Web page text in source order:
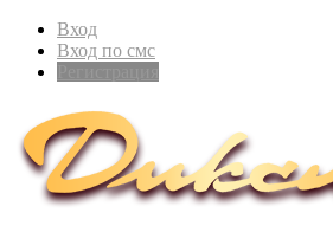
Вход
Вход по смс